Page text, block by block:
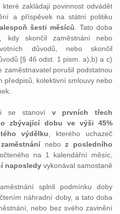
zakládají povinnost odvádět
a příspěvek na státní politiku
alespoň šesti měsíců . Tato doba
kdy skončil zaměstnání nebo
důvodů, nebo skončil
[§ 46 odst. 1 pism. a),b) a c)
porušil podstatnou
předpisů, kolektivní smlouvy nebo
se stanoví v prvních třech
zbývající dobu ve výši 45%
výdělku , kterého uchazeč
neboz posledního
na 1 kalendářní měsíc,
naposledyvykonával samostaně
splnil podmínku doby
náhradní doby, a tato doba
nebo bez svého zavinění